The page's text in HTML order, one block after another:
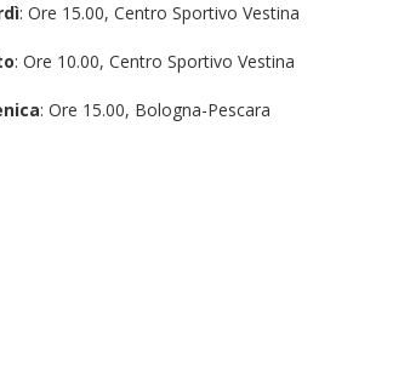
: Ore 15.00, Centro Sportivo Vestina
: Ore 10.00, Centro Sportivo Vestina
: Ore 15.00, Bologna-Pescara